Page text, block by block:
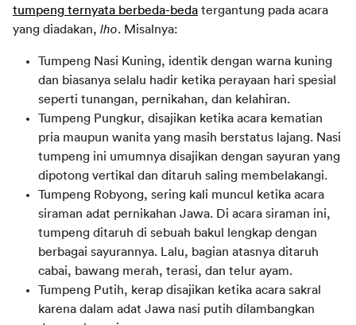
tumpeng ternyata berbeda-beda tergantung pada acara
yang diadakan, lho. Misalnya:
Tumpeng Nasi Kuning, identik dengan warna kuning
dan biasanya selalu hadir ketika perayaan hari spesial
seperti tunangan, pernikahan, dan kelahiran.
Tumpeng Pungkur, disajikan ketika acara kematian
pria maupun wanita yang masih berstatus lajang. Nasi
tumpeng ini umumnya disajikan dengan sayuran yang
dipotong vertikal dan ditaruh saling membelakangi.
Tumpeng Robyong, sering kali muncul ketika acara
siraman adat pernikahan Jawa. Di acara siraman ini,
tumpeng ditaruh di sebuah bakul lengkap dengan
berbagai sayurannya. Lalu, bagian atasnya ditaruh
cabai, bawang merah, terasi, dan telur ayam.
Tumpeng Putih, kerap disajikan ketika acara sakral
karena dalam adat Jawa nasi putih dilambangkan